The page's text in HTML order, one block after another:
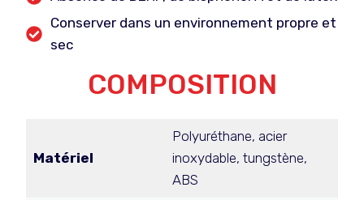
Conserver dans un environnement propre et
sec
COMPOSITION
Matériel
Polyuréthane, acier
inoxydable, tungstène,
ABS